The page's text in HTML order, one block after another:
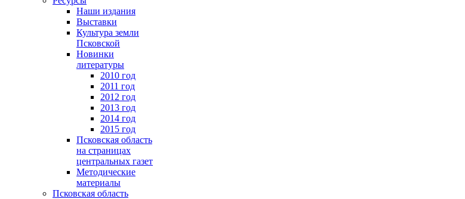
Наши издания
Выставки
Культура земли
Псковской
Новинки
литературы
2010 год
2011 год
2012 год
2013 год
2014 год
2015 год
Псковская область
на страницах
центральных газет
Методические
материалы
Псковская область